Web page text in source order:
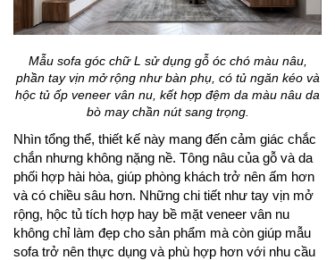
Mẫu sofa góc chữ L sử dụng gỗ óc chó màu nâu,
phần tay vịn mở rộng như bàn phụ, có tủ ngăn kéo và
hộc tủ ốp veneer vân nu, kết hợp đệm da màu nâu da
bò may chần nút sang trọng.
Nhìn tổng thể, thiết kế này mang đến cảm giác chắc
chắn nhưng không nặng nề. Tông nâu của gỗ và da
phối hợp hài hòa, giúp phòng khách trở nên ấm hơn
và có chiều sâu hơn. Những chi tiết như tay vịn mở
rộng, hộc tủ tích hợp hay bề mặt veneer vân nu
không chỉ làm đẹp cho sản phẩm mà còn giúp mẫu
sofa trở nên thực dụng và phù hợp hơn với nhu cầu